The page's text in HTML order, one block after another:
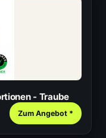
- Traube
Zum Angebot *